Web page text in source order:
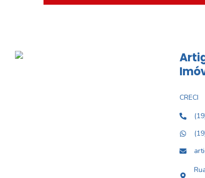
CRECI